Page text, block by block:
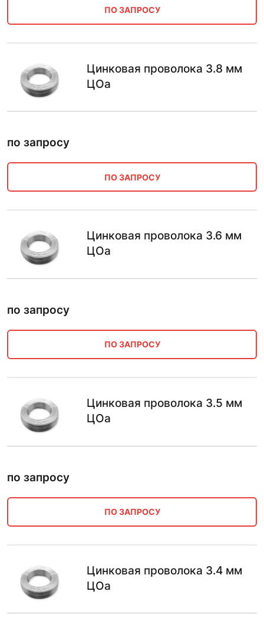
ПО ЗАПРОСУ
Цинковая проволока 3.8 мм
ЦОа
по запросу
ПО ЗАПРОСУ
Цинковая проволока 3.6 мм
ЦОа
по запросу
ПО ЗАПРОСУ
Цинковая проволока 3.5 мм
ЦОа
по запросу
ПО ЗАПРОСУ
Цинковая проволока 3.4 мм
ЦОа